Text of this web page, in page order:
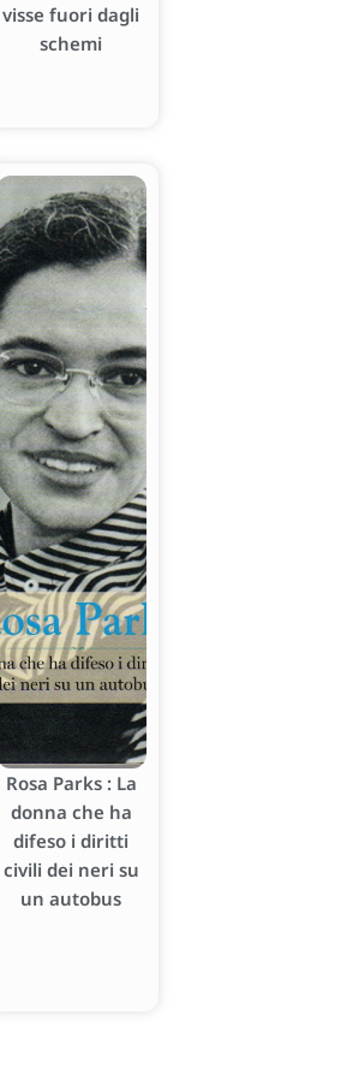
visse fuori dagli
schemi
Rosa Parks : La
donna che ha
difeso i diritti
civili dei neri su
un autobus